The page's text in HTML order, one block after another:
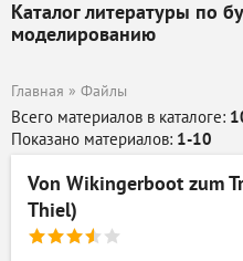
Каталог литературы по
моделированию
Главная » Файлы
Всего материалов в каталоге:
Показано материалов: 1-10
Von Wikingerboot zum
Thiel)